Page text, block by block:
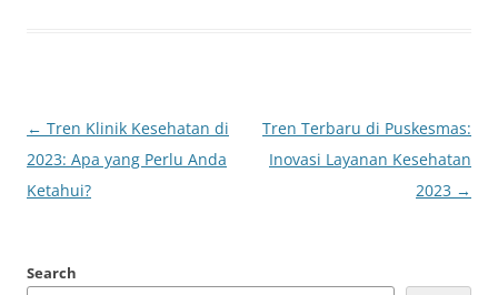
Post
navigation
← Tren Klinik Kesehatan di
2023: Apa yang Perlu Anda
Ketahui?
Tren Terbaru di Puskesmas:
Inovasi Layanan Kesehatan
2023 →
Search